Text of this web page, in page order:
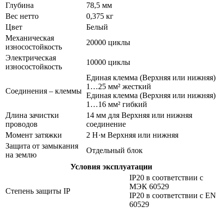
Глубина
78,5 мм
Вес нетто
0,375 кг
Цвет
Белый
Механическая
износостойкость
20000 циклы
Электрическая
износостойкость
10000 циклы
Соединения – клеммы
Единая клемма (Верхняя или нижняя)
1…25 мм² жесткий
Единая клемма (Верхняя или нижняя)
1…16 мм² гибкий
Длина зачистки
проводов
14 мм для Верхняя или нижняя
соединение
Момент затяжки
2 Н·м Верхняя или нижняя
Защита от замыкания
на землю
Отдельный блок
Условия эксплуатации
Степень защиты IP
IP20 в соответствии с
МЭК 60529
IP20 в соответствии с EN
60529